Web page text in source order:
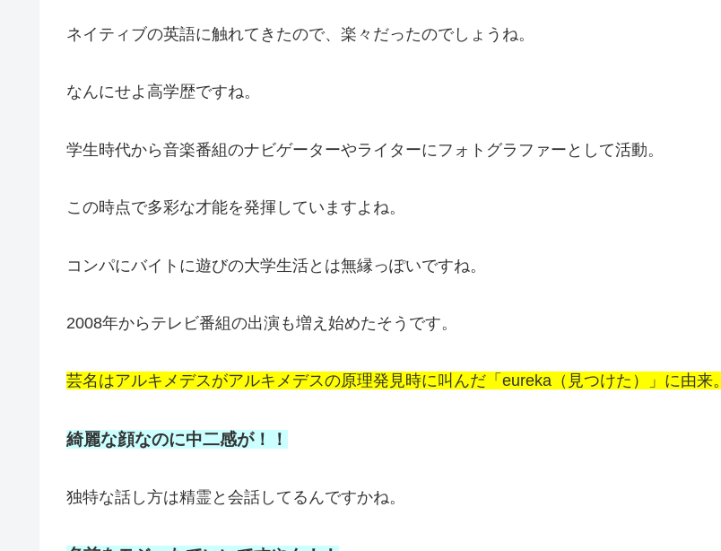
ネイティブの英語に触れてきたので、楽々だったのでしょうね。
なんにせよ高学歴ですね。
学生時代から音楽番組のナビゲーターやライターにフォトグラファーとして活動。
この時点で多彩な才能を発揮していますよね。
コンパにバイトに遊びの大学生活とは無縁っぽいですね。
2008年からテレビ番組の出演も増え始めたそうです。
芸名はアルキメデスがアルキメデスの原理発見時に叫んだ「eureka（見つけた）」に由来。
綺麗な顔なのに中二感が！！
独特な話し方は精霊と会話してるんですかね。